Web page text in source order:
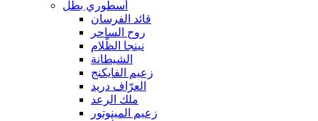
أسطوري بطل
قائد الفرسان
روح الساحر
نينجا الظّلام
الشيطانة
زعيم الفايكنج
العرّاف دريد
ملك الرعد
زعيم المينوتور